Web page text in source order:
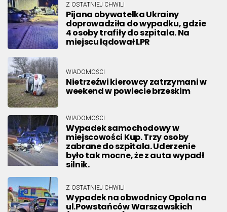
Z OSTATNIEJ CHWILI
Pijana obywatelka Ukrainy
doprowadziła do wypadku, gdzie
4 osoby trafiły do szpitala. Na
miejscu lądował LPR
WIADOMOŚCI
Nietrzeźwi kierowcy zatrzymani w
weekend w powiecie brzeskim
WIADOMOŚCI
Wypadek samochodowy w
miejscowości Kup. Trzy osoby
zabrane do szpitala. Uderzenie
było tak mocne, że z auta wypadł
silnik.
Z OSTATNIEJ CHWILI
Wypadek na obwodnicy Opola na
ul.Powstańców Warszawskich